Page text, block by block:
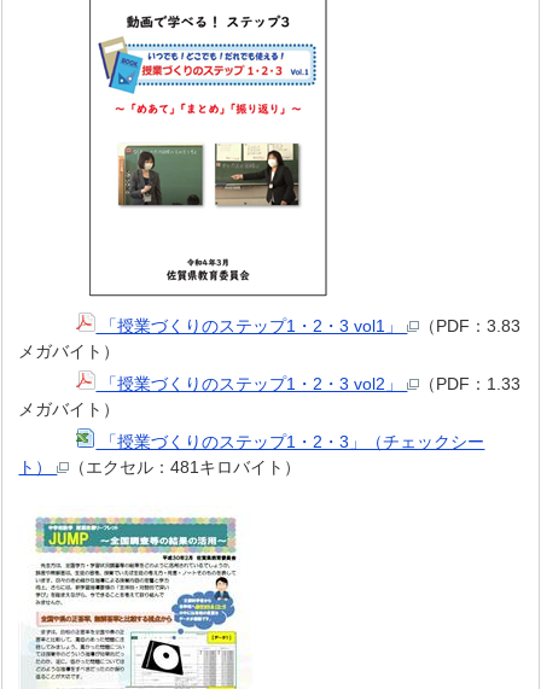
「授業づくりのステップ1・2・3 vol1」
（PDF：3.83
メガバイト）
「授業づくりのステップ1・2・3 vol2」
（PDF：1.33
メガバイト）
「授業づくりのステップ1・2・3」（チェックシー
ト）
（エクセル：481キロバイト）